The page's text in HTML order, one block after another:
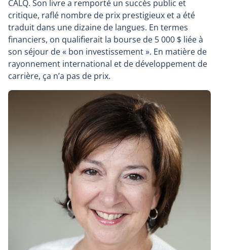
dans
une
nouvelle
fenêtre
CALQ. Son livre a remporté un succès public et
critique, raflé nombre de prix prestigieux et a été
traduit dans une dizaine de langues. En termes
financiers, on qualifierait la bourse de 5 000 $ liée à
son séjour de « bon investissement ». En matière de
rayonnement international et de développement de
carrière, ça n’a pas de prix.